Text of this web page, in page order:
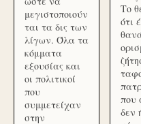
μεγιστοποιούν
ται τα δις των
λίγων. Όλα τα
κόμματα
εξουσίας και
οι πολιτικοί
που
συμμετείχαν
στην
Το
ότι
που
δεν